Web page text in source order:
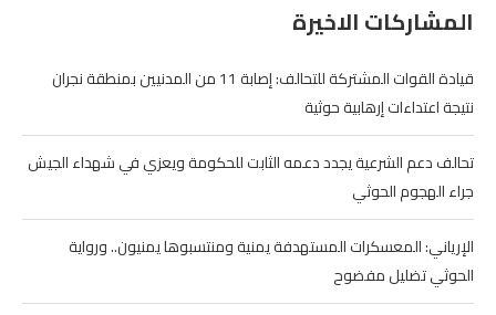
المشاركات الاخيرة
قيادة القوات المشتركة للتحالف: إصابة 11 من المدنيين بمنطقة نجران
نتيجة اعتداءات إرهابية حوثية
تحالف دعم الشرعية يجدد دعمه الثابت للحكومة ويعزي في شهداء الجيش
جراء الهجوم الحوثي
الإرياني: المعسكرات المستهدفة يمنية ومنتسبوها يمنيون.. ورواية
الحوثي تضليل مفضوح